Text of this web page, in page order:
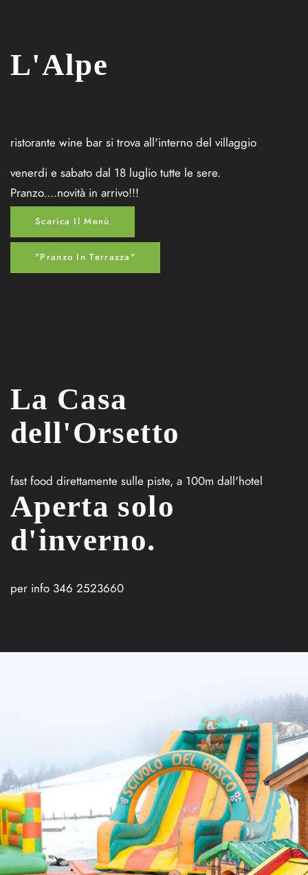
L'Alpe
ristorante wine bar si trova all'interno del villaggio
venerdi e sabato dal 18 luglio tutte le sere.
Pranzo....novità in arrivo!!!
Scarica Il Menù
"Pranzo In Terrazza"
La Casa
dell'Orsetto
fast food direttamente sulle piste, a 100m dall'hotel
Aperta solo
d'inverno.
per info 346 2523660